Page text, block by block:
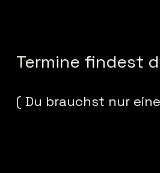
Termine findest
( Du brauchst nur